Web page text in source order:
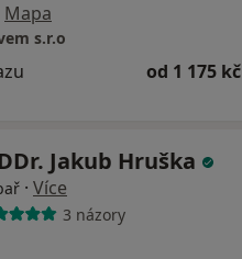
Mapa
s.r.o
od 1 175 kč
Jakub Hruška
· Více
3 názory